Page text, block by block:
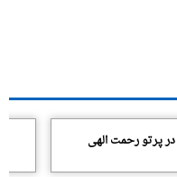
در پرتو رحمت الهى